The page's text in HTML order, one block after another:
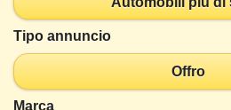
Tipo annuncio
Offro
Marca